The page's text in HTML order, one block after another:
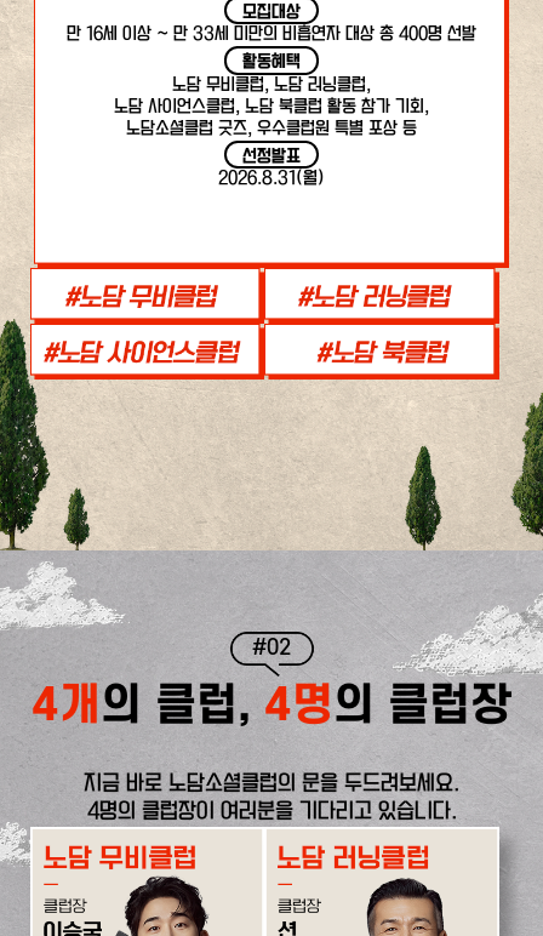
모집대상
만 16세 이상 ~ 만 33세 미만의 비흡연자 대상 총 400명 선발
활동혜택
노담 무비클럽, 노담 러닝클럽,
노담 사이언스클럽, 노담 북클럽 활동 참가 기회,
노담소셜클럽 굿즈, 우수클럽원 특별 포상 등
선정발표
2026.8.31(월)
#02
4개 의 클럽, 4명의 클럽장
지금 바로 노담소셜클럽의 문을 두드려보세요.
4명의 클럽장이 여러분을 기다리고 있습니다.